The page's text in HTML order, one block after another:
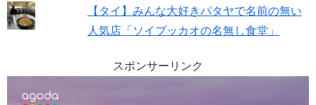
【タイ】みんな大好きパタヤで名前の無い
人気店「ソイブッカオの名無し食堂」
スポンサーリンク